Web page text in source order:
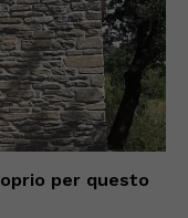
per questo